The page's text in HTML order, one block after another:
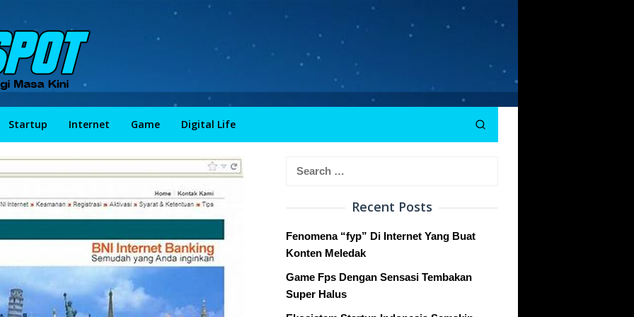
Startup Internet Game Digital Life
Recent Posts
Fenomena “fyp” Di Internet Yang Buat
Konten Meledak
Game Fps Dengan Sensasi Tembakan
Super Halus